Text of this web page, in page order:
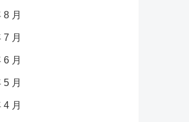
8 月
7 月
6 月
5 月
4 月